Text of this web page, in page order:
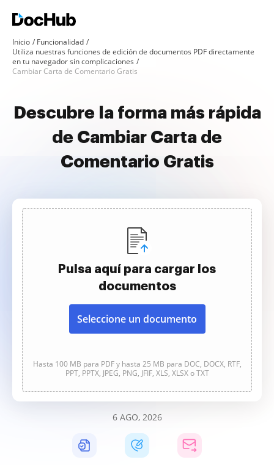
Inicio
Funcionalidad
Utiliza nuestras funciones de edición de documentos PDF directamente
en tu navegador sin complicaciones
Cambiar Carta de Comentario Gratis
Descubre la forma más rápida
de Cambiar Carta de
Comentario Gratis
Pulsa aquí para cargar los
documentos
Seleccione un documento
Hasta 100 MB para PDF y hasta 25 MB para DOC, DOCX, RTF,
PPT, PPTX, JPEG, PNG, JFIF, XLS, XLSX o TXT
6 AGO, 2026